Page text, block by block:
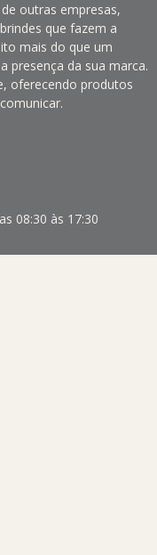
outras empresas,
que fazem a
mais do que um
presença da sua marca.
oferecendo produtos
08:30 às 17:30